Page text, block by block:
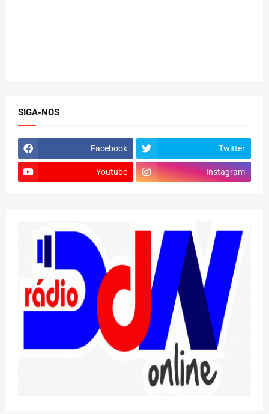
SIGA-NOS
Facebook Twitter
Youtube Instagram